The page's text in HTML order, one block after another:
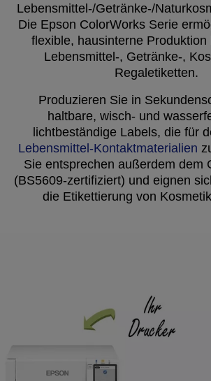
Lebensmittel-/Getränke-/
Die Epson ColorWorks Serie
flexible, hausinterne Produktion
Lebensmittel-, Getränke-,
Regaletiketten.
Produzieren Sie in
haltbare, wisch- und
lichtbeständige Labels, die für
Lebensmittel-Kontaktmaterialien
Sie entsprechen außerdem dem
(BS5609-zertifiziert) und eignen
die Etikettierung von